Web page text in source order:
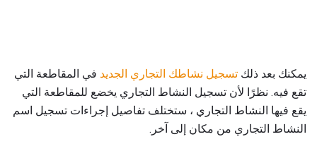
يمكنك بعد ذلك تسجيل نشاطك التجاري الجديد في المقاطعة التي
تقع فيه. نظرًا لأن تسجيل النشاط التجاري يخضع للمقاطعة التي
يقع فيها النشاط التجاري ، ستختلف تفاصيل إجراءات تسجيل اسم
النشاط التجاري من مكان إلى آخر.